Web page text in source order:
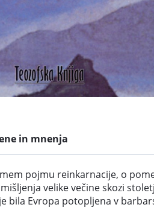
in mnenja
pojmu reinkarnacije, o
velike večine skozi
bila Evropa potopljena v